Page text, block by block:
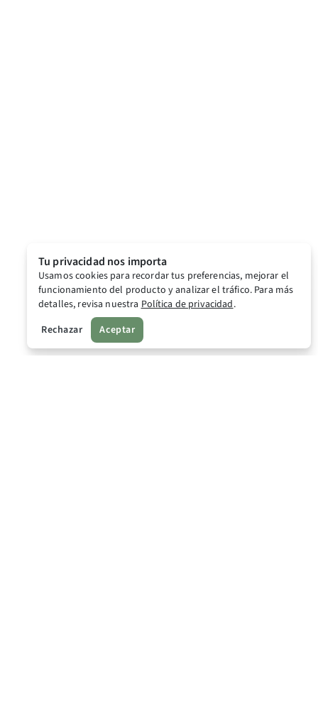
Tu privacidad nos importa
Usamos cookies para recordar tus preferencias, mejorar el
funcionamiento del producto y analizar el tráfico. Para más
detalles, revisa nuestraPolítica de privacidad.
Rechazar
Aceptar